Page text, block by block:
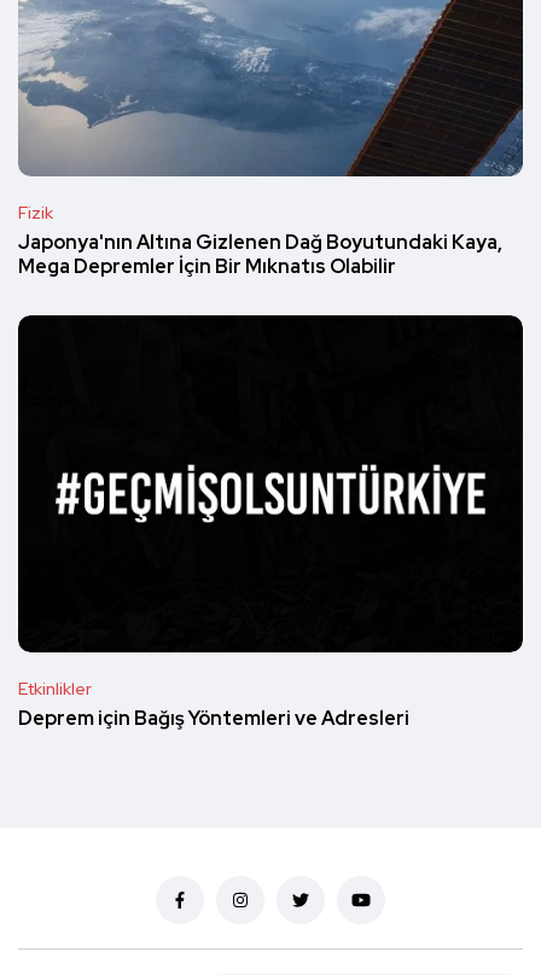
Fizik
Japonya'nın Altına Gizlenen Dağ Boyutundaki Kaya,
Mega Depremler İçin Bir Mıknatıs Olabilir
Etkinlikler
Deprem için Bağış Yöntemleri ve Adresleri